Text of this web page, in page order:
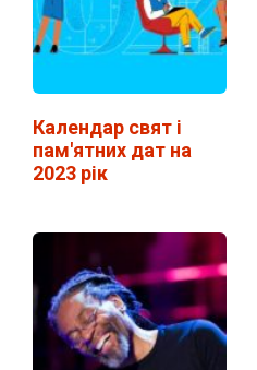
Календар свят і
пам'ятних дат на
2023 рік